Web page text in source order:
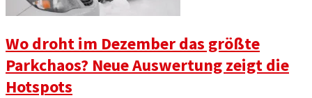
Wo droht im Dezember das größte
Parkchaos? Neue Auswertung zeigt die
Hotspots